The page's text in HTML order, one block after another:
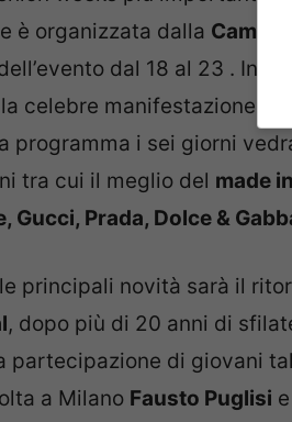
è organizzata dalla
dal 18 al 23 . In
la celebre manifestazione
programma i sei giorni
tra cui il meglio del made
Gucci, Prada, Dolce &
principali novità sarà il
, dopo più di 20 anni di
partecipazione di giovani
a Milano Fausto Puglisi e